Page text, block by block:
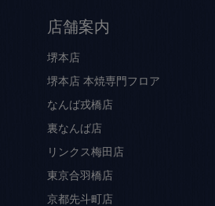
店舗案内
堺本店
堺本店 本焼専門フロア
なんば戎橋店
裏なんば店
リンクス梅田店
東京合羽橋店
京都先斗町店